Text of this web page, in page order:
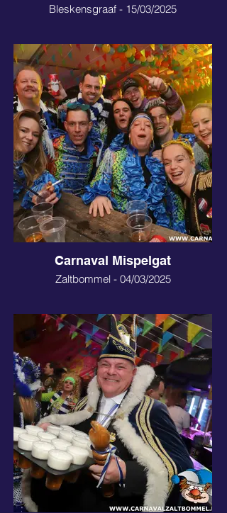
Bleskensgraaf - 15/03/2025
Carnaval Mispelgat
Zaltbommel - 04/03/2025